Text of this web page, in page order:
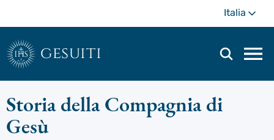
contenuto
principale
Italia
gesuiti
di
Storia della Compagnia di
Gesù